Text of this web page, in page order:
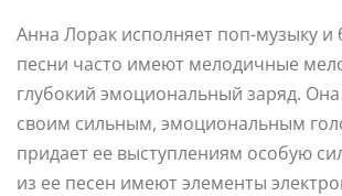
Анна Лорак исполняет поп-музыку и
песни часто имеют мелодичные
глубокий эмоциональный заряд. Она
своим сильным, эмоциональным
придает ее выступлениям особую
из ее песен имеют элементы